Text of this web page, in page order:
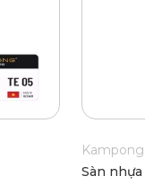
Kampong
Sàn